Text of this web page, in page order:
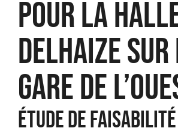
POUR LA
DELHAIZE
GARE DE
ÉTUDE DE FAISABILITÉ